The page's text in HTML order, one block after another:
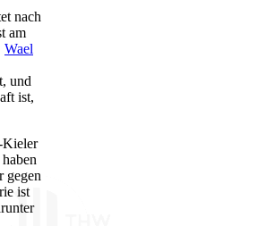
nach
am
Wael
und
ist,
Kieler
gegen
ist